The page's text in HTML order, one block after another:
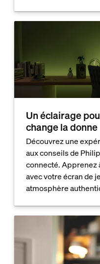
Un éclairage
change la donne
Découvrez une
aux conseils de
connecté. Apprenez
avec votre écran de
atmosphère